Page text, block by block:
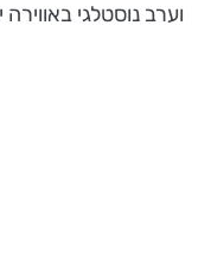
וערב נוסטלגי